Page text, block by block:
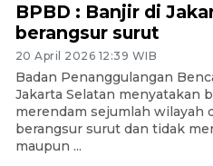
BPBD : Banjir di
berangsur surut
20 April 2026 12:39 WIB
Badan Penanggulangan
Jakarta Selatan menyatakan
merendam sejumlah wilayah
berangsur surut dan tidak
maupun ...